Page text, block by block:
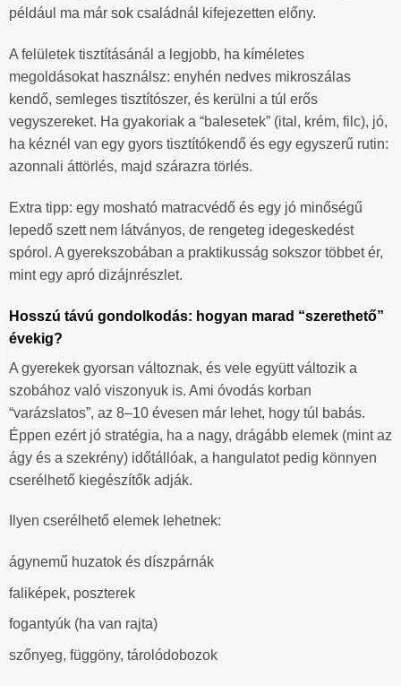
például ma már sok családnál kifejezetten előny.
A felületek tisztításánál a legjobb, ha kíméletes
megoldásokat használsz: enyhén nedves mikroszálas
kendő, semleges tisztítószer, és kerülni a túl erős
vegyszereket. Ha gyakoriak a “balesetek” (ital, krém, filc), jó,
ha kéznél van egy gyors tisztítókendő és egy egyszerű rutin:
azonnali áttörlés, majd szárazra törlés.
Extra tipp: egy mosható matracvédő és egy jó minőségű
lepedő szett nem látványos, de rengeteg idegeskedést
spórol. A gyerekszobában a praktikusság sokszor többet ér,
mint egy apró dizájnrészlet.
Hosszú távú gondolkodás: hogyan marad “szerethető”
évekig?
A gyerekek gyorsan változnak, és vele együtt változik a
szobához való viszonyuk is. Ami óvodás korban
“varázslatos”, az 8–10 évesen már lehet, hogy túl babás.
Éppen ezért jó stratégia, ha a nagy, drágább elemek (mint az
ágy és a szekrény) időtállóak, a hangulatot pedig könnyen
cserélhető kiegészítők adják.
Ilyen cserélhető elemek lehetnek:
ágynemű huzatok és díszpárnák
faliképek, poszterek
fogantyúk (ha van rajta)
szőnyeg, függöny, tárolódobozok